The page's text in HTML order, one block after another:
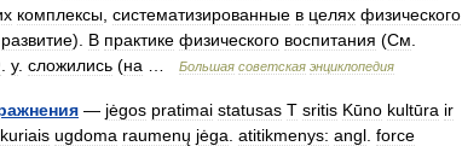
комплексы систематизированные в целях физического
развитие). В практике физического воспитания (См
у. сложились (на Большая советская энциклопедия
— jėgos pratimai statusas T sritis Kūno kultūra ir
kuriais ugdoma raumenų jėga atitikmenys: angl force